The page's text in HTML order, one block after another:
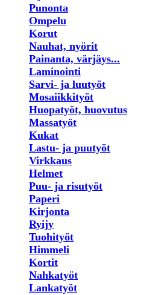
Punonta
Ompelu
Korut
Nauhat, nyörit
Painanta, värjäys...
Laminointi
Sarvi- ja luutyöt
Mosaiikkityöt
Huopatyöt, huovutus
Massatyöt
Kukat
Lastu- ja puutyöt
Virkkaus
Helmet
Puu- ja risutyöt
Paperi
Kirjonta
Ryijy
Tuohityöt
Himmeli
Kortit
Nahkatyöt
Lankatyöt